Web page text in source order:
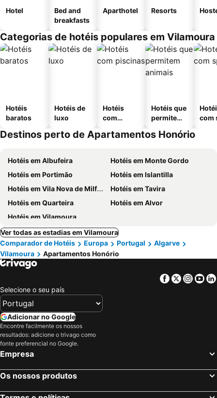
Hotel
Bed and
breakfasts
Aparthotel Resorts
Categorias de hotéis populares em Vilamoura
Hotéis
baratos
Hotéis de
luxo
Hotéis
com
Hotéis que
permitem
com
Destinos perto de Apartamentos Honório
Hotéis em Albufeira
Hotéis em Monte Gordo
Hotéis em Portimão
Hotéis em Islantilla
Hotéis em Vila Nova de Milfontes
Hotéis em Tavira
Hotéis em Quarteira
Hotéis em Alvor
Hotéis em Vilamoura
Ver todas as estadias em Vilamoura
Comparador de Hotéis
Europa Portugal
Algarve
Vilamoura
Apartamentos Honório
Facebook
Twitter
Selecione o seu país
Adicionar no Google
Encontre facilmente os nossos
resultados: adicione o trivago como
fonte preferencial no Google.
Empresa
Os nossos produtos